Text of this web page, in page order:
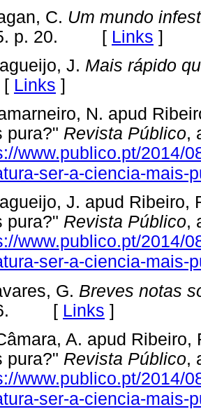
C. Um mundo
p. 20. [ Links ]
J. Mais rápido
Links ]
N. apud
pura?" Revista Público,
www.publico.pt/2014/
ser-a-ciencia-mais-
J. apud Ribeiro,
pura?" Revista Público,
www.publico.pt/2014/
ser-a-ciencia-mais-
G. Breves notas
[ Links ]
A. apud
pura?" Revista Público,
www.publico.pt/2014/
ser-a-ciencia-mais-